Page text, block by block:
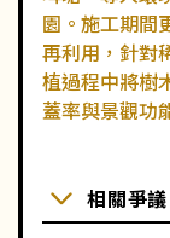
園。施工期間
再利用，針對
植過程中將樹
蓋率與景觀功
相關爭議